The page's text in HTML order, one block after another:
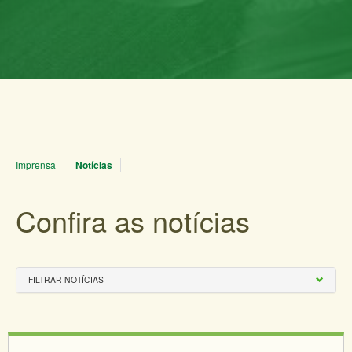
Imprensa Notícias
Confira as notícias
FILTRAR NOTÍCIAS